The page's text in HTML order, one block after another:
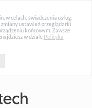
w celach: świadczenia usług,
ustawień przeglądarki
końcowym. Zawsze
w dziale Polityka